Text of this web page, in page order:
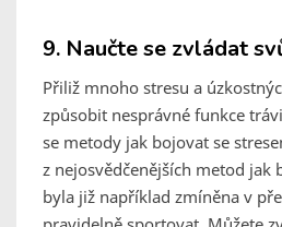
9. Naučte se zvládat
Přiliž mnoho stresu a
způsobit nesprávné funkce
se metody jak bojovat se
z nejosvědčenějších metod jak
byla již například zmíněna v